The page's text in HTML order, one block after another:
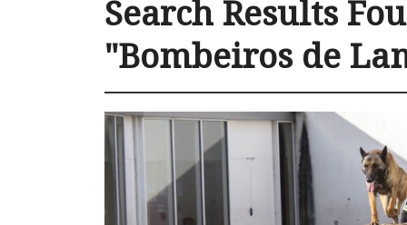
Search Results
"Bombeiros de